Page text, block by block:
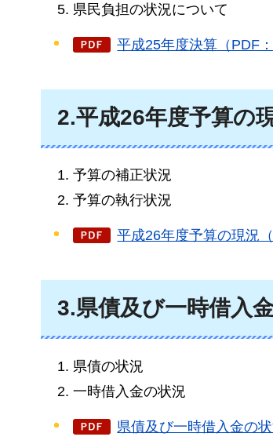
県民負担の状況について
平成25年度決算（PDF：
2.平成26年度予算の
予算の補正状況
予算の執行状況
平成26年度予算の現況
3.県債及び一時借入
県債の状況
一時借入金の状況
県債及び一時借入金の